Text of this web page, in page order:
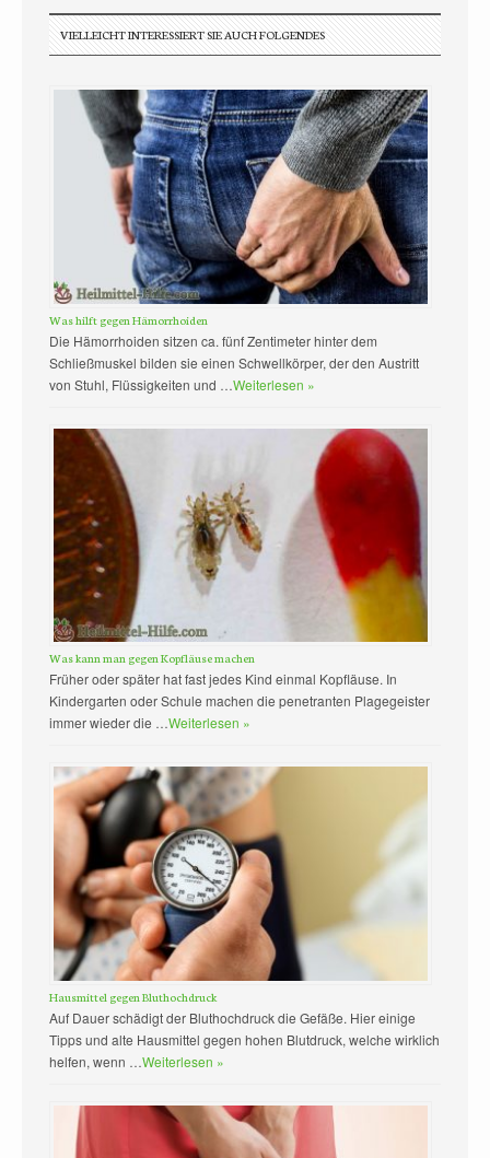
VIELLEICHT INTERESSIERT SIE AUCH FOLGENDES
Was hilft gegen Hämorrhoiden
Die Hämorrhoiden sitzen ca. fünf Zentimeter hinter dem
Schließmuskel bilden sie einen Schwellkörper, der den Austritt
von Stuhl, Flüssigkeiten und …Weiterlesen »
Was kann man gegen Kopfläuse machen
Früher oder später hat fast jedes Kind einmal Kopfläuse. In
Kindergarten oder Schule machen die penetranten Plagegeister
immer wieder die …Weiterlesen »
Hausmittel gegen Bluthochdruck
Auf Dauer schädigt der Bluthochdruck die Gefäße. Hier einige
Tipps und alte Hausmittel gegen hohen Blutdruck, welche wirklich
helfen, wenn …Weiterlesen »